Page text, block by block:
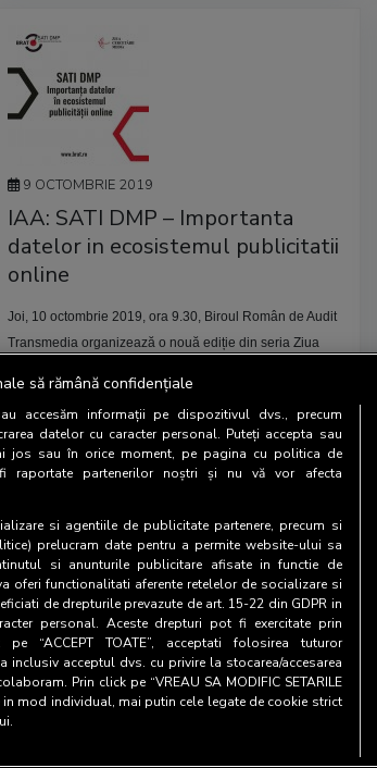
9 OCTOMBRIE 2019
IAA: SATI DMP – Importanta
datelor in ecosistemul publicitatii
online
Joi, 10 octombrie 2019, ora 9.30, Biroul Român de Audit
Transmedia organizează o nouă ediție din seria Ziua
ecosistemul publicității online.
Mai mult
să rămână confidențiale
accesăm informații pe dispozitivul dvs., precum
datelor cu caracter personal. Puteți accepta sau
jos sau în orice moment, pe pagina cu politica de
raportate partenerilor noștri și nu vă vor afecta
si agentiile de publicitate partenere, precum si
prelucram date pentru a permite website-ului sa
si anunturile publicitare afisate in functie de
oferi functionalitati aferente retelelor de socializare si
de drepturile prevazute de art. 15-22 din GDPR in
personal. Aceste drepturi pot fi exercitate prin
“ACCEPT TOATE”, acceptati folosirea tuturor
acceptul dvs. cu privire la stocarea/accesarea
Prin click pe “VREAU SA MODIFIC SETARILE
in mod individual, mai putin cele legate de cookie strict